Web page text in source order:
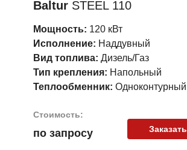
Baltur STEEL 110
Мощность: 120 кВт
Исполнение: Наддувный
Вид топлива:Дизель/Газ
Тип крепления: Напольный
Теплообменник:Одноконтурный
Стоимость:
по запросу Заказать